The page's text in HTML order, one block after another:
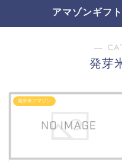
アマゾンギフ
―
発芽
発芽米アマゾン